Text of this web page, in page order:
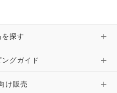
革小物
ストラップ
を探す
グガイド
け販売